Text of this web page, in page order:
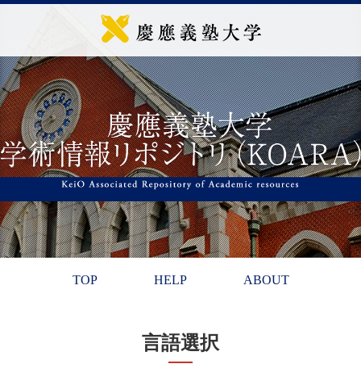
TOP HELP ABOUT
言語選択